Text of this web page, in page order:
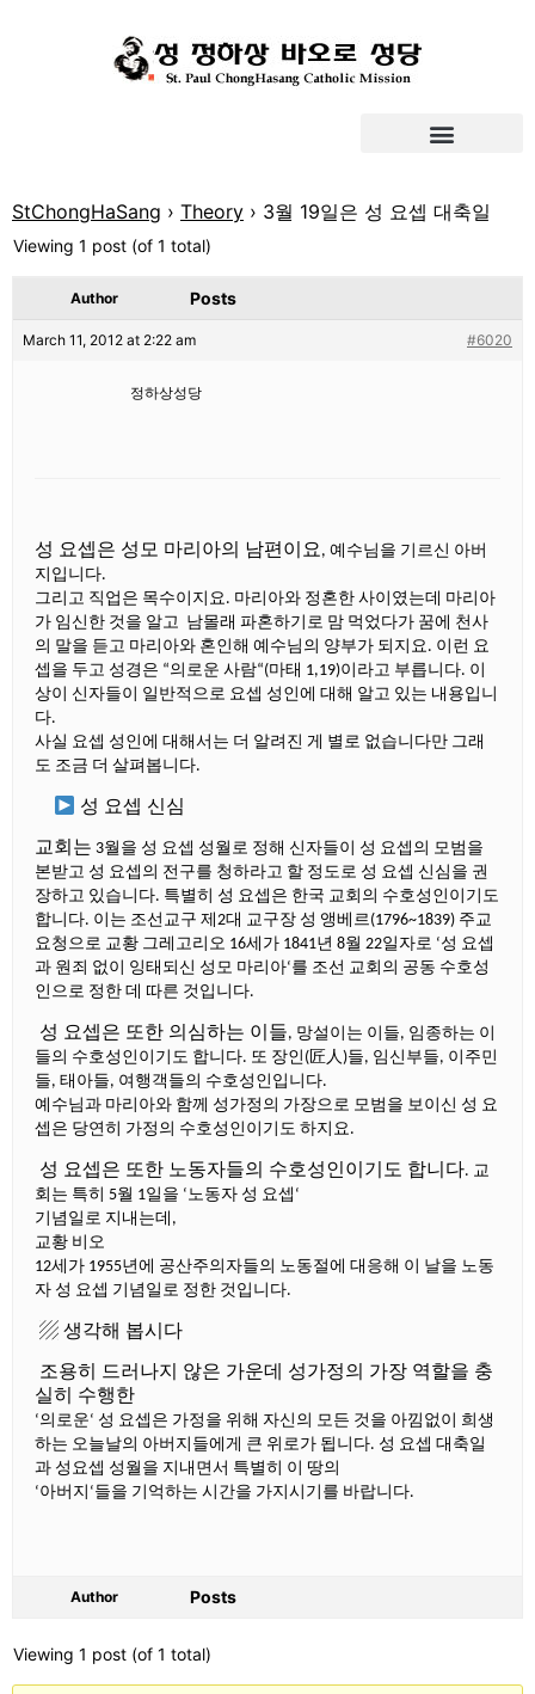
StChongHaSang › Theory › 3월 19일은 성 요셉 대축일
Viewing 1 post (of 1 total)
Author Posts
March 11, 2012 at 2:22 am #6020
정하상성당
성 요셉은 성모 마리아의 남편이요 , 예수님을 기르신 아버
지입니다.
그리고 직업은 목수이지요. 마리아와 정혼한 사이였는데
마리아
가 임신한 것을 알고 남몰래 파혼하기로 맘 먹었다가 꿈에 천사
의 말을 듣고 마리아와 혼인해 예수님의 양부가 되지요. 이런 요
셉을 두고 성경은 “의로운 사람“(마태 1,19)이라고 부릅니다. 이
상이
신자들이 일반적으로 요셉 성인에 대해 알고 있는 내용입니
다.
사실 요셉 성인에 대해서는 더 알려진 게 별로 없습니다만 그래
도 조금 더 살펴봅니다.
성 요셉 신심
교회는 3월을 성 요셉 성월로 정해 신자들이 성 요셉의 모범을
본받고 성 요셉의 전구를 청하라고 할 정도로 성 요셉 신심을 권
장하고 있습니다. 특별히 성 요셉은 한국 교회의 수호성인이기도
합니다. 이는 조선교구 제 2대 교구장 성 앵베르(1796~1839) 주교
요청으로 교황 그레고리오 16세가 1841년 8월 22일자로 ‘성 요셉
과 원죄 없이 잉태되신 성모 마리아‘를 조선 교회의 공동 수호성
인으로 정한 데 따른 것입니다.
성 요셉은 또한 의심하는 이들, 망설이는 이들, 임종하는 이
들의 수호성인이기도 합니다. 또 장인 (匠人 )들, 임신부들, 이주민
들, 태아들, 여행객들의 수호성인입니다.
예수님과 마리아와 함께 성가정의 가장으로 모범을 보이신 성 요
셉은 당연히 가정의 수호성인이기도 하지요.
성 요셉은 또한 노동자들의 수호성인이기도 합니다. 교
회는 특히 5월 1일을 ‘노동자 성 요셉 ‘
기념일로 지내는데 ,
교황 비오
12세가 1955년에 공산주의자들의 노동절에 대응해 이 날을 노동
자 성 요셉 기념일로 정한 것입니다.
▨ 생각해 봅시다
조용히
드러나지 않은 가운데 성가정의 가장 역할을 충
실히 수행한
‘의로운‘ 성 요셉은 가정을 위해 자신의 모든 것을 아낌없이
희생
하는 오늘날의 아버지들에게 큰 위로가 됩니다. 성 요셉 대축일
과 성요셉 성월을 지내면서 특별히 이
땅의
‘아버지 ‘들을 기억하는 시간을 가지시기를 바랍니다.
Author Posts
Viewing 1 post (of 1 total)